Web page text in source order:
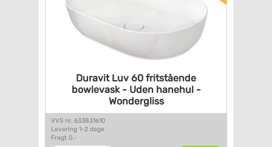
Duravit Luv 60 fritstående
bowlevask - Uden hanehul -
Wondergliss
VVS nr. 633831610
Levering 1-2 dage
Fragt 0,-